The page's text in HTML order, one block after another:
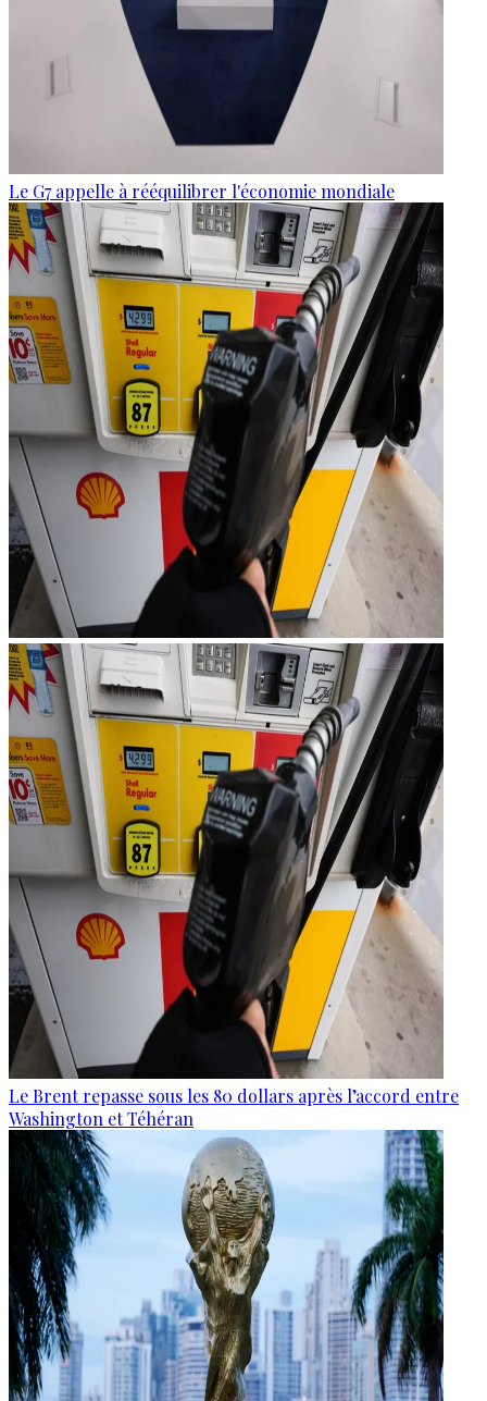
Le G7 appelle à rééquilibrer l'économie mondiale
Le Brent repasse sous les 80 dollars après l’accord entre
Washington et Téhéran